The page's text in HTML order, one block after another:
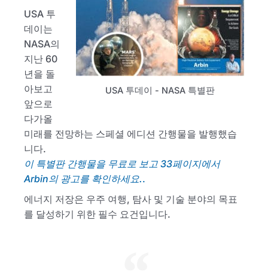
USA 투데이 - NASA 특별판
USA 투
데이는
NASA의
지난 60
년을 돌
아보고
앞으로
다가올
미래를 전망하는 스페셜 에디션 간행물을 발행했습
니다.
이 특별판 간행물을 무료로 보고 33페이지에서
Arbin의 광고를 확인하세요..
에너지 저장은 우주 여행, 탐사 및 기술 분야의 목표
를 달성하기 위한 필수 요건입니다.